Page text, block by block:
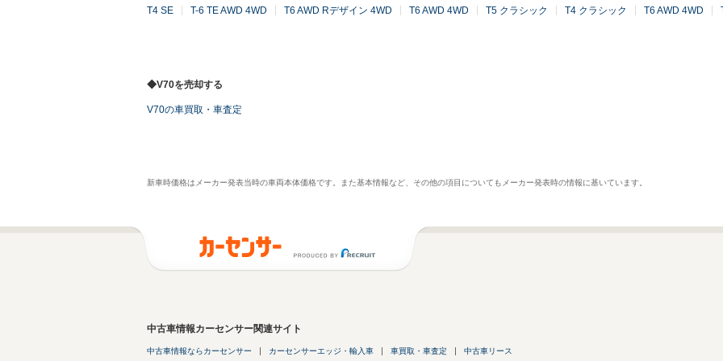
T4 SE T-6 TE AWD 4WD T6 AWD Rデザイン 4WD T6 AWD 4WD T5 クラシック T4 クラシック T6 AWD 4WD
◆V70を売却する
V70の車買取・車査定
新車時価格はメーカー発表当時の車両本体価格です。また基本情報など、その他の項目についてもメーカー発表時の情報に基いています。
中古車情報カーセンサー関連サイト
中古車情報ならカーセンサー カーセンサーエッジ・輸入車 車買取・車査定 中古車リース